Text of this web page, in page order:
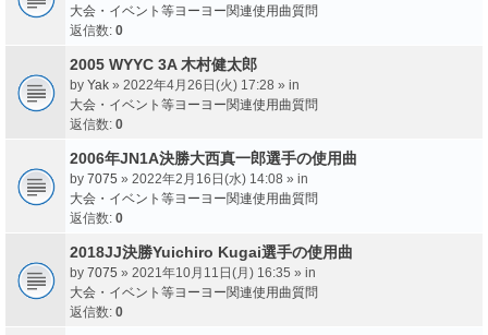
大会・イベント等ヨーヨー関連使用曲質問
返信数: 0
2005 WYYC 3A 木村健太郎
by Yak » 2022年4月26日(火) 17:28 » in
大会・イベント等ヨーヨー関連使用曲質問
返信数: 0
2006年JN1A決勝大西真一郎選手の使用曲
by 7075 » 2022年2月16日(水) 14:08 » in
大会・イベント等ヨーヨー関連使用曲質問
返信数: 0
2018JJ決勝Yuichiro Kugai選手の使用曲
by 7075 » 2021年10月11日(月) 16:35 » in
大会・イベント等ヨーヨー関連使用曲質問
返信数: 0